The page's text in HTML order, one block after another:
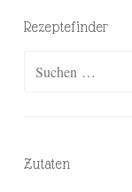
Rezeptefinder
Zutaten